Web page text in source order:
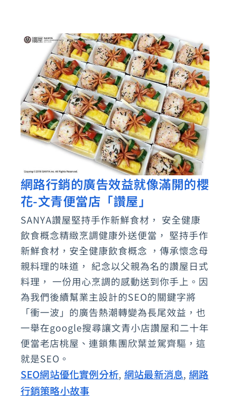
何
SEO
關
鍵
字
延
網路行銷的廣告效益就像滿開的櫻
花-文青便當店「讚屋」
SANYA讚屋堅持手作新鮮食材， 安全健康
飲食概念精緻烹調健康外送便當， 堅持手作
新鮮食材，安全健康飲食概念 ，傳承懷念母
親料理的味道， 紀念以父親為名的讚屋日式
料理， 一份用心烹調的感動送到你手上。因
為我們後續幫業主設計的SEO的關鍵字將
「衝一波」的廣告熱潮轉變為長尾效益，也
一舉在google搜尋讓文青小店讚屋和二十年
便當老店桃屋、連鎖集團欣葉並駕齊驅，這
就是SEO。
SEO網站優化實例分析, 網站最新消息, 網路
行銷策略小故事
網
路
行
銷
的
廣
告
效
益
就
像
滿
開
的